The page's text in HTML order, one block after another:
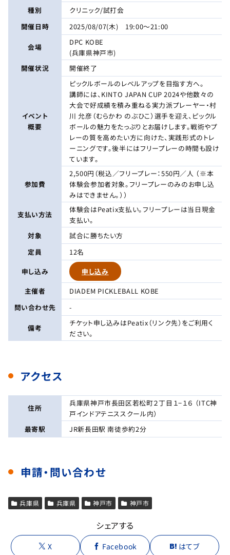
種別
クリニック/試打会
開催日時
2025/08/07(木) 19:00～21:00
会場
DPC KOBE
(兵庫県神戸市)
開催状況
開催終了
イベント
概要
ピックルボールのレベルアップを目指す方へ。
講師には、KINTO JAPAN CUP 2024や他数々の
大会で好成績を積み重ねる実力派プレーヤー・村
川 允彦（むらかわ のぶひこ）選手を迎え、ピックル
ボールの魅力をたっぷりとお届けします。戦術やプ
レーの質を高めたい方に向けた、実践形式のトレ
ーニングです。後半にはフリープレーの時間も設け
ています。
参加費
2,500円（税込／フリープレー：550円／人 （※本
体験会参加者対象。フリープレーのみのお申し込
みはできません。））
支払い方法
体験会はPeatix支払い。フリープレーは当日現金
支払い。
対象
試合に勝ちたい方
定員
12名
申し込み
申し込み
主催者
DIADEM PICKLEBALL KOBE
問い合わせ先
-
備考
チケット申し込みはPeatix（リンク先）をご利用く
ださい。
アクセス
住所
兵庫県神戸市長田区若松町２丁目１−１６ （ITC神
戸インドアテニススクール内）
最寄駅
JR新長田駅 南徒歩約2分
申請・問い合わせ
兵庫県 兵庫県 神戸市 神戸市
シェアする
X Facebook はてブ